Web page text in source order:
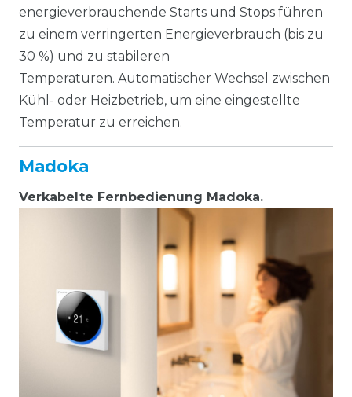
energieverbrauchende Starts und Stops führen
zu einem verringerten Energieverbrauch (bis zu
30 %) und zu stabileren
Temperaturen. Automatischer Wechsel zwischen
Kühl- oder Heizbetrieb, um eine eingestellte
Temperatur zu erreichen.
Madoka
Verkabelte Fernbedienung Madoka.